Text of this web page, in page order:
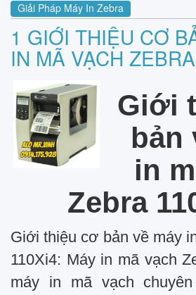
Giải Pháp Máy In Zebra
1 GIỚI THIỆU CƠ
IN MÃ VẠCH
Giới
bản
in
Zebra
Giới thiệu cơ bản về máy
110Xi4: Máy in mã vạch
máy in mã vạch